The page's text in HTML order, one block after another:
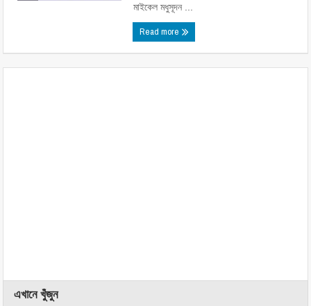
মাইকেল মধুসূদন ...
Read more
এখানে খুঁজুন